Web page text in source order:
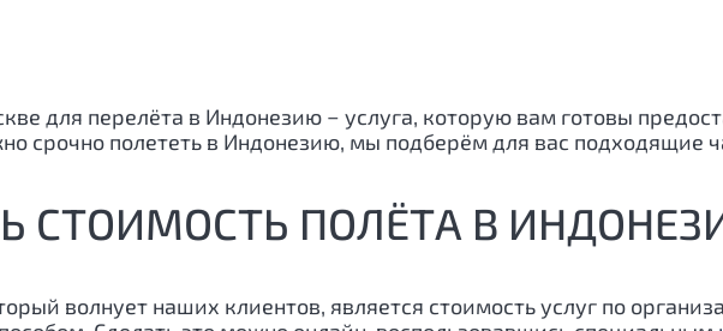
для перелёта в Индонезию − услуга, которую вам готовы
срочно полететь в Индонезию, мы подберём для вас подходящие
СТОИМОСТЬ ПОЛЁТА В
волнует наших клиентов, является стоимость услуг по